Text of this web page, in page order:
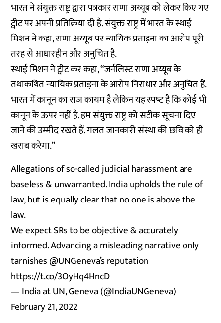
भारत ने संयुक्त राष्ट्र द्वारा पत्रकार राणा अय्यूब को लेकर किए गए
ट्वीट पर अपनी प्रतिक्रिया दी है. संयुक्त राष्ट्र में भारत के स्थाई
मिशन ने कहा, राणा अय्यूब पर न्यायिक प्रताड़ना का आरोप पूरी
तरह से आधारहीन और अनुचित है.
स्थाई मिशन ने ट्वीट कर कहा, “जर्नलिस्‍ट राणा अय्यूब के
तथाकथित न्‍यायिक प्रताड़ना के आरोप निराधार और अनुचित हैं.
भारत में कानून का राज कायम है लेकिन यह स्‍पष्‍ट है कि कोई भी
कानून के ऊपर नहीं है. हम संयुक्त राष्ट्र को सटीक सूचना दिए
जाने की उम्‍मीद रखते हैं. गलत जानकारी संस्था की छवि को ही
खराब करेगा.”
Allegations of so-called judicial harassment are
baseless & unwarranted. India upholds the rule of
law, but is equally clear that no one is above the
law.
We expect SRs to be objective & accurately
informed. Advancing a misleading narrative only
tarnishes@UNGeneva’s reputation
https://t.co/3OyHq4HncD
— India at UN, Geneva (@IndiaUNGeneva)
February 21, 2022